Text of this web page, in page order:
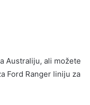
Australiju, ali možete
Ford Ranger liniju za